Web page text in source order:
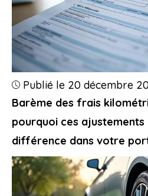
Barème des frais
pourquoi ces
différence dans votre
Publié le 20 décembre